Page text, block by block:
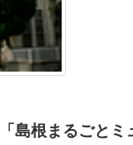
「島根まるごと